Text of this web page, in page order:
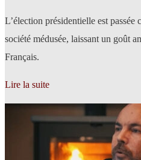
L’élection présidentielle est passée
société médusée, laissant un goût
Français.
Lire la suite